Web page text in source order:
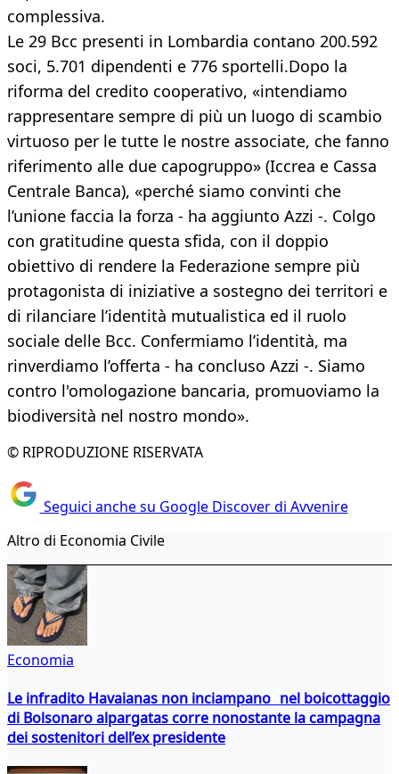
complessiva.
Le 29 Bcc presenti in Lombardia contano 200.592
soci, 5.701 dipendenti e 776 sportelli.Dopo la
riforma del credito cooperativo, «intendiamo
rappresentare sempre di più un luogo di scambio
virtuoso per le tutte le nostre associate, che fanno
riferimento alle due capogruppo» (Iccrea e Cassa
Centrale Banca), «perché siamo convinti che
l’unione faccia la forza - ha aggiunto Azzi -. Colgo
con gratitudine questa sfida, con il doppio
obiettivo di rendere la Federazione sempre più
protagonista di iniziative a sostegno dei territori e
di rilanciare l’identità mutualistica ed il ruolo
sociale delle Bcc. Confermiamo l’identità, ma
rinverdiamo l’offerta - ha concluso Azzi -. Siamo
contro l'omologazione bancaria, promuoviamo la
biodiversità nel nostro mondo».
© RIPRODUZIONE RISERVATA
Seguici anche su Google Discover di Avvenire
Altro di Economia Civile
Economia
Le infradito Havaianas non inciampano nel boicottaggio
di Bolsonaro alpargatas corre nonostante la campagna
dei sostenitori dell’ex presidente